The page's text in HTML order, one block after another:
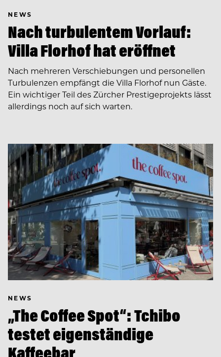
NEWS
Nach turbulentem Vorlauf:
Villa Florhof hat eröffnet
Nach mehreren Verschiebungen und personellen
Turbulenzen empfängt die Villa Florhof nun Gäste.
Ein wichtiger Teil des Zürcher Prestigeprojekts lässt
allerdings noch auf sich warten.
NEWS
„The Coffee Spot“: Tchibo
testet eigenständige